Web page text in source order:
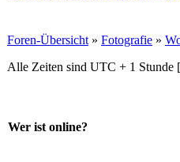
Foren-Übersicht » Fotografie »
Alle Zeiten sind UTC + 1 Stunde
Wer ist online?